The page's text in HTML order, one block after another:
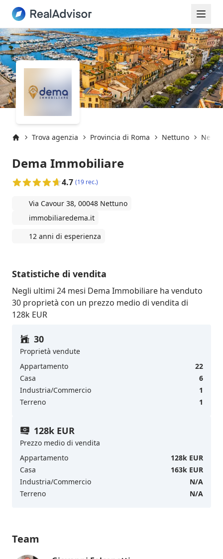
Trova agenzia Provincia di Roma Nettuno
Dema Immobiliare
4.7 (19 rec.)
Via Cavour 38, 00048 Nettuno
immobiliaredema.it
12 anni di esperienza
Statistiche di vendita
Negli ultimi 24 mesi Dema Immobiliare ha venduto
30 proprietà con un prezzo medio di vendita di
128k EUR
30
Proprietà vendute
Appartamento
22
Casa
6
Industria/Commercio
1
Terreno
1
128k EUR
Prezzo medio di vendita
Appartamento
128k EUR
Casa
163k EUR
Industria/Commercio
N/A
Terreno
N/A
Team